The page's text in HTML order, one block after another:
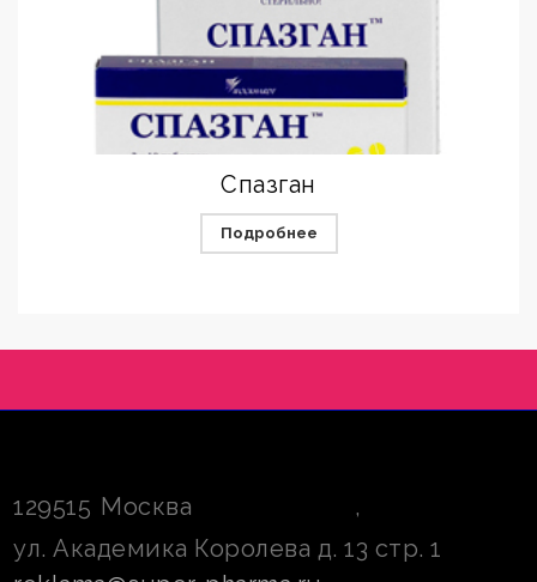
Спазган
Подробнее
129515 Москва
,
ул. Академика Королева д. 13 стр. 1